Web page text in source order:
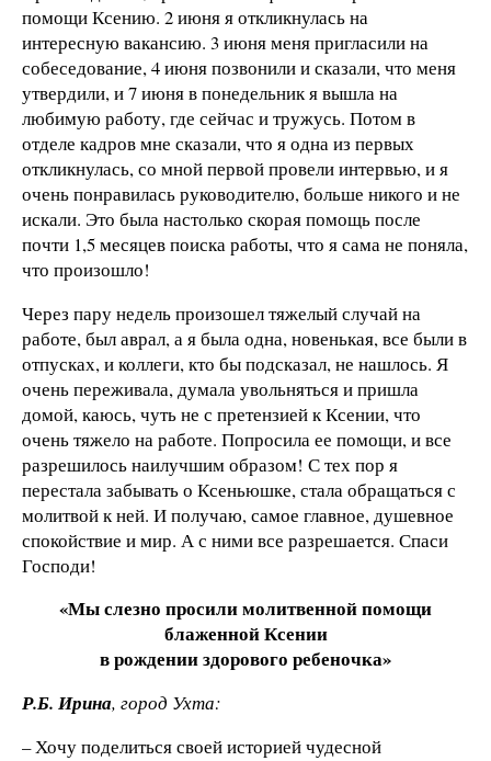
помощи Ксению. 2 июня я откликнулась на
интересную вакансию. 3 июня меня пригласили на
собеседование, 4 июня позвонили и сказали, что меня
утвердили, и 7 июня в понедельник я вышла на
любимую работу, где сейчас и тружусь. Потом в
отделе кадров мне сказали, что я одна из первых
откликнулась, со мной первой провели интервью, и я
очень понравилась руководителю, больше никого и не
искали. Это была настолько скорая помощь после
почти 1,5 месяцев поиска работы, что я сама не поняла,
что произошло!
Через пару недель произошел тяжелый случай на
работе, был аврал, а я была одна, новенькая, все были в
отпусках, и коллеги, кто бы подсказал, не нашлось. Я
очень переживала, думала увольняться и пришла
домой, каюсь, чуть не с претензией к Ксении, что
очень тяжело на работе. Попросила ее помощи, и все
разрешилось наилучшим образом! С тех пор я
перестала забывать о Ксеньюшке, стала обращаться с
молитвой к ней. И получаю, самое главное, душевное
спокойствие и мир. А с ними все разрешается. Спаси
Господи!
«Мы слезно просили молитвенной помощи
блаженной Ксении
в рождении здорового ребеночка»
Р.Б. Ирина, город Ухта:
– Хочу поделиться своей историей чудесной